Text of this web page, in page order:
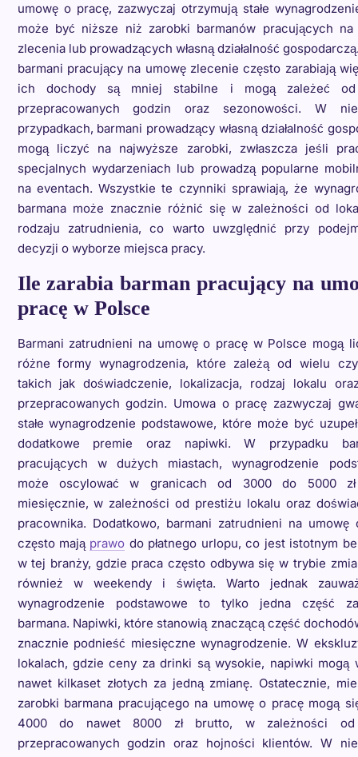
umowę o pracę, zazwyczaj otrzymują stałe
może być niższe niż zarobki barmanów pracujących na
zlecenia lub prowadzących własną działalność
barmani pracujący na umowę zlecenie często zarabiają
ich dochody są mniej stabilne i mogą zależeć
przepracowanych godzin oraz sezonowości. W
przypadkach, barmani prowadzący własną działalność
mogą liczyć na najwyższe zarobki, zwłaszcza jeśli
specjalnych wydarzeniach lub prowadzą popularne
na eventach. Wszystkie te czynniki sprawiają, że
barmana może znacznie różnić się w zależności od
rodzaju zatrudnienia, co warto uwzględnić przy
decyzji o wyborze miejsca pracy.
Ile zarabia barman pracujący na
pracę w Polsce
Barmani zatrudnieni na umowę o pracę w Polsce mogą
różne formy wynagrodzenia, które zależą od wielu
takich jak doświadczenie, lokalizacja, rodzaj lokalu
przepracowanych godzin. Umowa o pracę zazwyczaj
stałe wynagrodzenie podstawowe, które może być
dodatkowe premie oraz napiwki. W przypadku
pracujących w dużych miastach, wynagrodzenie
może oscylować w granicach od 3000 do 5000
miesięcznie, w zależności od prestiżu lokalu oraz
pracownika. Dodatkowo, barmani zatrudnieni na umowę
często mają prawo do płatnego urlopu, co jest istotnym
w tej branży, gdzie praca często odbywa się w trybie
również w weekendy i święta. Warto jednak
wynagrodzenie podstawowe to tylko jedna część
barmana. Napiwki, które stanowią znaczącą część
znacznie podnieść miesięczne wynagrodzenie. W
lokalach, gdzie ceny za drinki są wysokie, napiwki mogą
nawet kilkaset złotych za jedną zmianę. Ostatecznie,
zarobki barmana pracującego na umowę o pracę mogą
4000 do nawet 8000 zł brutto, w zależności
przepracowanych godzin oraz hojności klientów. W